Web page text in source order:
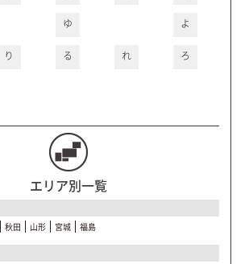
ゆ よ
り る れ ろ
エリア別一覧
秋田 山形 宮城 福島